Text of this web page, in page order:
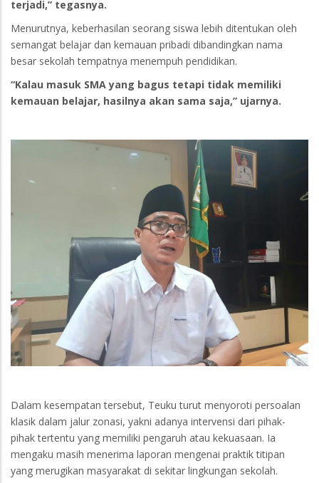
terjadi,” tegasnya.
Menurutnya, keberhasilan seorang siswa lebih ditentukan oleh
semangat belajar dan kemauan pribadi dibandingkan nama
besar sekolah tempatnya menempuh pendidikan.
“Kalau masuk SMA yang bagus tetapi tidak memiliki
kemauan belajar, hasilnya akan sama saja,” ujarnya.
Dalam kesempatan tersebut, Teuku turut menyoroti persoalan
klasik dalam jalur zonasi, yakni adanya intervensi dari pihak-
pihak tertentu yang memiliki pengaruh atau kekuasaan. Ia
mengaku masih menerima laporan mengenai praktik titipan
yang merugikan masyarakat di sekitar lingkungan sekolah.